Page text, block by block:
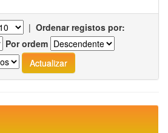
| Ordenar registos por:
Por ordem